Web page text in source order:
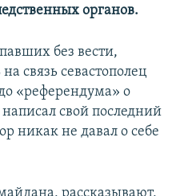
органов.
без вести,
связь севастополец
«референдума» о
свой последний
никак не давал о себе